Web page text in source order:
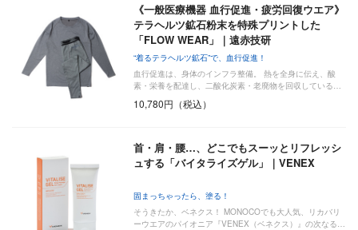
《一般医療機器 血行促進・疲労回復ウエア》
テラヘルツ鉱石粉末を特殊プリントした
「FLOW WEAR」｜遠赤技研
“着るテラヘルツ鉱石”で、血行促進！
血行促進は、身体のインフラ整備。 熱を全身に伝え、酸
素・栄養を配達し、二酸化炭素・老廃物を回収している…
10,780円（税込）
首・肩・腰…、どこでもスーッとリフレッシ
ュする「バイタライズゲル」｜VENEX
固まっちゃったら、塗る！
そうきたか、ベネクス！ MONOCOでも大人気、リカバリ
ーウエアのパイオニア『VENEX（ベネクス）』の次なる…